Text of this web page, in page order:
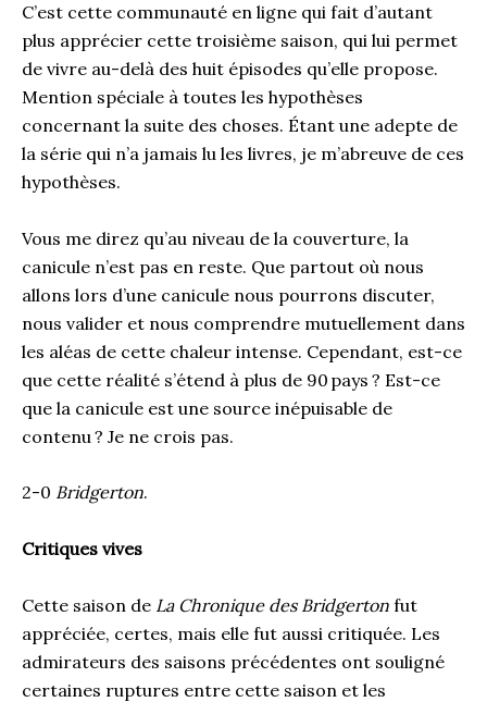
C’est cette communauté en ligne qui fait d’autant
plus apprécier cette troisième saison, qui lui permet
de vivre au-delà des huit épisodes qu’elle propose.
Mention spéciale à toutes les hypothèses
concernant la suite des choses. Étant une adepte de
la série qui n’a jamais lu les livres, je m’abreuve de ces
hypothèses.
Vous me direz qu’au niveau de la couverture, la
canicule n’est pas en reste. Que partout où nous
allons lors d’une canicule nous pourrons discuter,
nous valider et nous comprendre mutuellement dans
les aléas de cette chaleur intense. Cependant, est-ce
que cette réalité s’étend à plus de 90 pays ? Est-ce
que la canicule est une source inépuisable de
contenu ? Je ne crois pas.
2-0 Bridgerton.
Critiques vives
Cette saison de La Chronique des Bridgerton fut
appréciée, certes, mais elle fut aussi critiquée. Les
admirateurs des saisons précédentes ont souligné
certaines ruptures entre cette saison et les